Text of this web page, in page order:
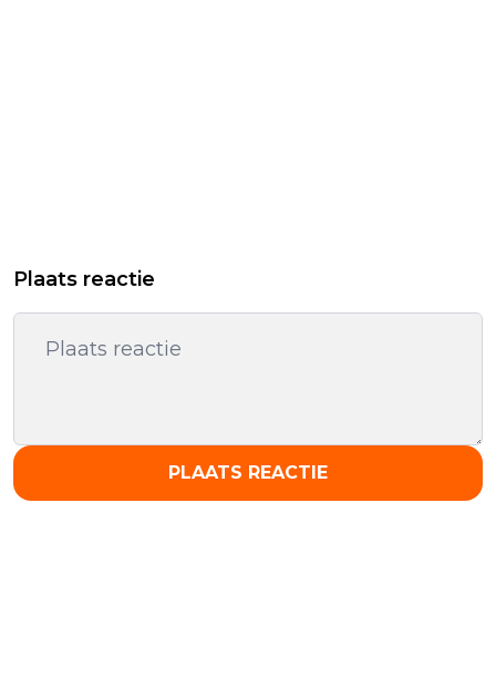
Plaats reactie
PLAATS REACTIE